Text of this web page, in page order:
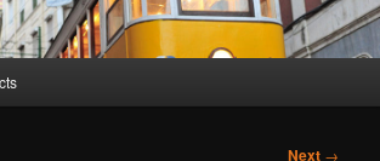
Next →